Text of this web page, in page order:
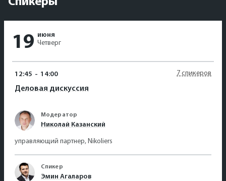
19 июня
Четверг
12:45 - 14:00
Деловая дискуссия
7 спикеров
Модератор
Николай Казанский
управляющий партнер, Nikoliers
Спикер
Эмин Агаларов